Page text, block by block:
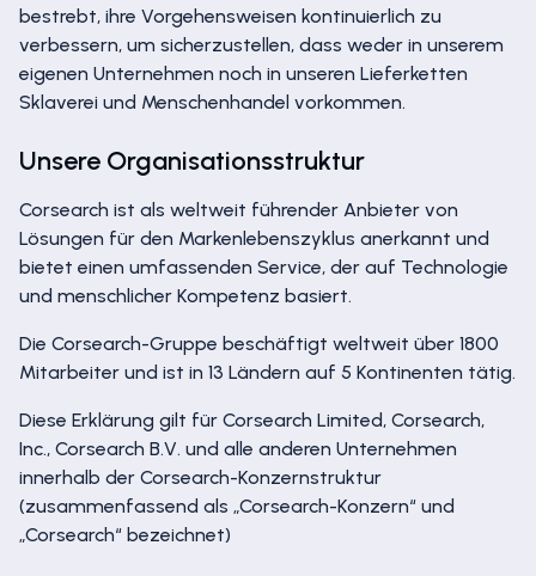
bestrebt, ihre Vorgehensweisen kontinuierlich zu
verbessern, um sicherzustellen, dass weder in unserem
eigenen Unternehmen noch in unseren Lieferketten
Sklaverei und Menschenhandel vorkommen.
Unsere Organisationsstruktur
Corsearch ist als weltweit führender Anbieter von
Lösungen für den Markenlebenszyklus anerkannt und
bietet einen umfassenden Service, der auf Technologie
und menschlicher Kompetenz basiert.
Die Corsearch-Gruppe beschäftigt weltweit über 1800
Mitarbeiter und ist in 13 Ländern auf 5 Kontinenten tätig.
Diese Erklärung gilt für Corsearch Limited, Corsearch,
Inc., Corsearch B.V. und alle anderen Unternehmen
innerhalb der Corsearch-Konzernstruktur
(zusammenfassend als „Corsearch-Konzern“ und
„Corsearch“ bezeichnet)